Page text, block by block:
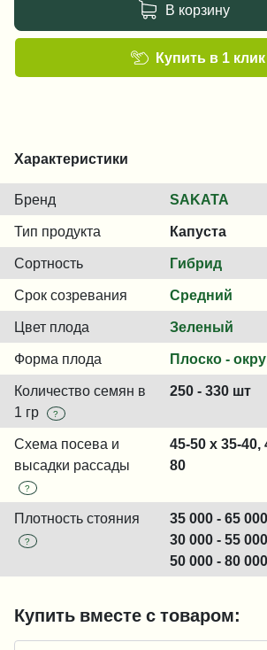
В корзину
Купить в 1 клик
Характеристики
Бренд SAKATA
Тип продукта Капуста
Сортность Гибрид
Срок созревания Средний
Цвет плода Зеленый
Форма плода Плоско -
Количество семян в
1 гр
?
250 - 330 шт
Схема посева и
высадки рассады
?
45-50 x 35-40,
80
Плотность стояния
?
35 000 - 65
30 000 - 55
50 000 - 80
Купить вместе с товаром: